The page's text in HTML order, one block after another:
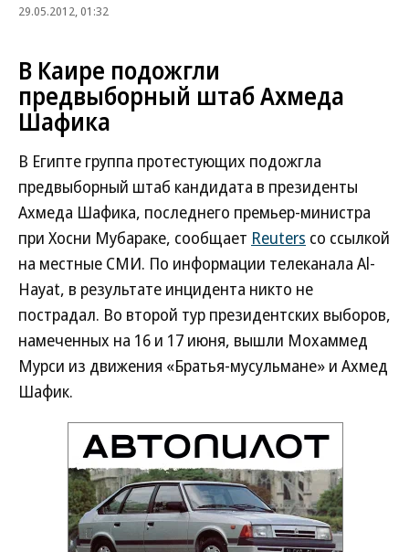
29.05.2012, 01:32
В Каире подожгли
предвыборный штаб Ахмеда
Шафика
В Египте группа протестующих подожгла
предвыборный штаб кандидата в президенты
Ахмеда Шафика, последнего премьер-министра
при Хосни Мубараке, сообщает Reuters со ссылкой
на местные СМИ. По информации телеканала Al-
Hayat, в результате инцидента никто не
пострадал. Во второй тур президентских выборов,
намеченных на 16 и 17 июня, вышли Мохаммед
Мурси из движения «Братья-мусульмане» и Ахмед
Шафик.